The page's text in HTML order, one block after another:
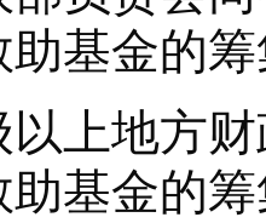
助基金的
地方财
助基金的